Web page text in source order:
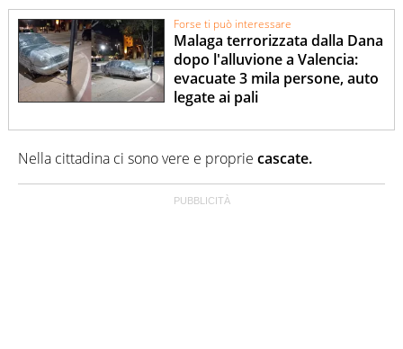
Forse ti può interessare
Malaga terrorizzata dalla Dana
dopo l'alluvione a Valencia:
evacuate 3 mila persone, auto
legate ai pali
Nella cittadina ci sono vere e proprie cascate.